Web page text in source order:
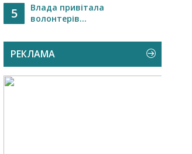
5
Влада привітала
волонтерів...
РЕКЛАМА